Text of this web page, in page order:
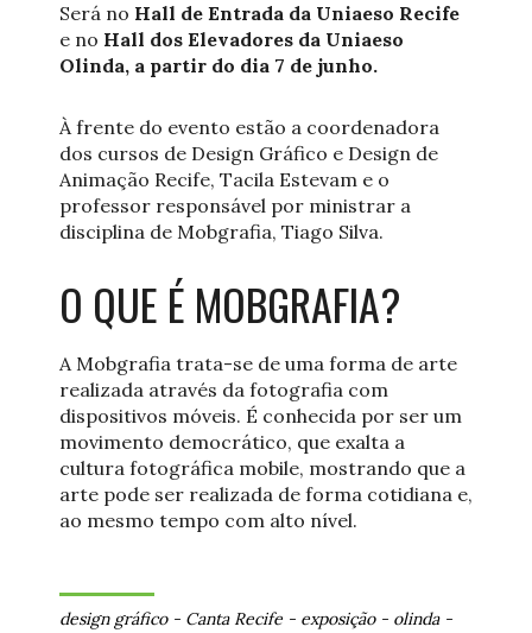
Será no Hall de Entrada da Uniaeso Recife
e no Hall dos Elevadores da Uniaeso
Olinda, a partir do dia 7 de junho.
À frente do evento estão a coordenadora
dos cursos de Design Gráfico e Design de
Animação Recife, Tacila Estevam e o
professor responsável por ministrar a
disciplina de Mobgrafia, Tiago Silva.
O QUE É MOBGRAFIA?
A Mobgrafia trata-se de uma forma de arte
realizada através da fotografia com
dispositivos móveis. É conhecida por ser um
movimento democrático, que exalta a
cultura fotográfica mobile, mostrando que a
arte pode ser realizada de forma cotidiana e,
ao mesmo tempo com alto nível.
design gráfico- Canta Recife - exposição- olinda-